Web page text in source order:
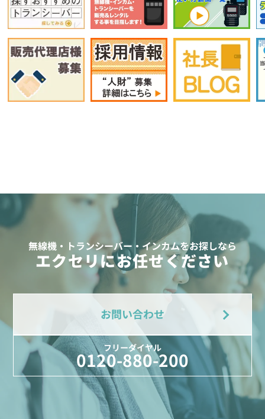
無線機・トランシーバー・インカムをお探しなら
エクセリにお任せください
お問い合わせ
フリーダイヤル
0120-880-200